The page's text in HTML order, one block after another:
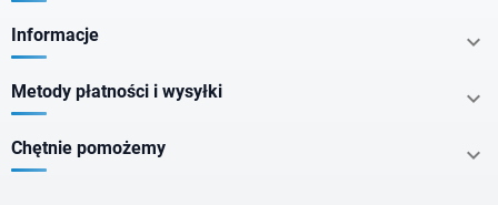
Informacje 
Metody płatności i wysyłki 
Chętnie pomożemy 